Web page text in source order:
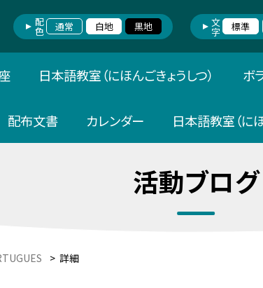
配色 通常 白地 黒地 文字 標準
日本語教室（にほんごきょうしつ） ボ
配布文書 カレンダー 日本語教室（に
活動ブログ
> 詳細